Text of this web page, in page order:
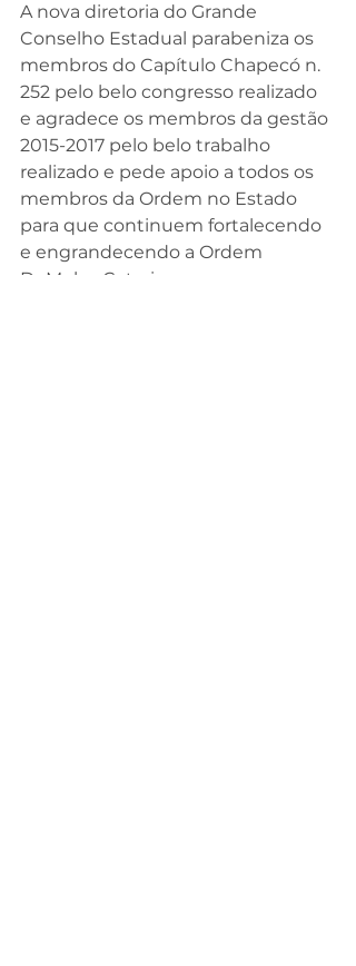
A nova diretoria do Grande
Conselho Estadual parabeniza os
membros do Capítulo Chapecó n.
252 pelo belo congresso realizado
e agradece os membros da gestão
2015-2017 pelo belo trabalho
realizado e pede apoio a todos os
membros da Ordem no Estado
para que continuem fortalecendo
e engrandecendo a Ordem
DeMolay Catarinense.